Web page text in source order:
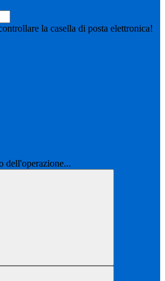
la casella di posta elettronica!
dell'operazione...